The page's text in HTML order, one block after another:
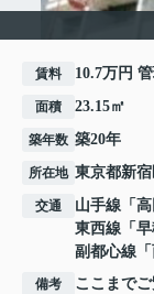
賃料 10.7万円
面積 23.15㎡
築年数 築20年
所在地 東京都新
交通 山手線 「
東西線 「 早
副都心線 「
備考 ここまで